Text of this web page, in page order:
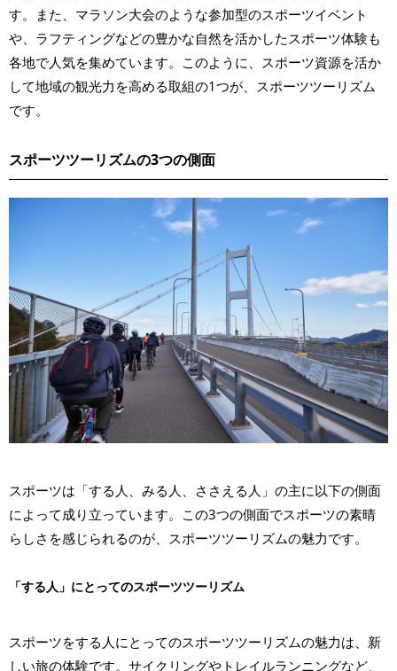
す。また、マラソン大会のような参加型のスポーツイベント
や、ラフティングなどの豊かな自然を活かしたスポーツ体験も
各地で人気を集めています。このように、スポーツ資源を活か
して地域の観光力を高める取組の1つが、スポーツツーリズム
です。
スポーツツーリズムの3つの側面
スポーツは「する人、みる人、ささえる人」の主に以下の側面
によって成り立っています。この3つの側面でスポーツの素晴
らしさを感じられるのが、スポーツツーリズムの魅力です。
「する人」にとってのスポーツツーリズム
スポーツをする人にとってのスポーツツーリズムの魅力は、新
しい旅の体験です。サイクリングやトレイルランニングなど、